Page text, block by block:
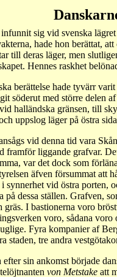
infunnit sig vid svenska
hade hon berättat,
till deras läger, men
Hennes raskhet
berättelse hade tyvärr
söderut med större delen
halländska gränsen, till
uppslog läger på östra
vid denna tid vara
framför liggande grafvar.
var det dock som
äfven försummat att
i synnerhet vid östra porten,
på dessa ställen. Grafven,
gräs. I bastionerna voro
voro, sådana
Fyra kompanier af
staden, tre andra
efter sin ankomst började
von Metstake att